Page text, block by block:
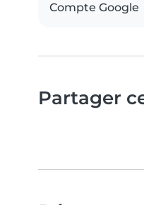
Compte Google
Partager